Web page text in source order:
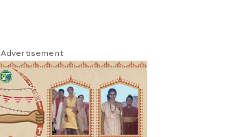
Advertisement